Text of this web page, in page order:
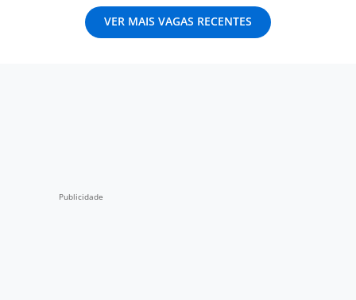
VER MAIS VAGAS RECENTES